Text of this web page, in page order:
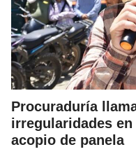
Procuraduría
irregularidades
acopio de panela